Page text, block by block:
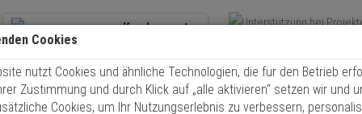
Kundencenter
Kontaktservice
nutzen
Mo. - Do.: 8:00 - 16:30 Fr. 8:00 - 14:00 Uhr
Cookies
nutzt Cookies und ähnliche Technologien, die für den Betrieb
Zustimmung und durch Klick auf „alle aktivieren“ setzen wir und
Cookies, um Ihr Nutzungserlebnis zu verbessern,